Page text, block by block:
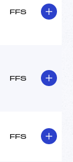
FFS
FFS
FFS